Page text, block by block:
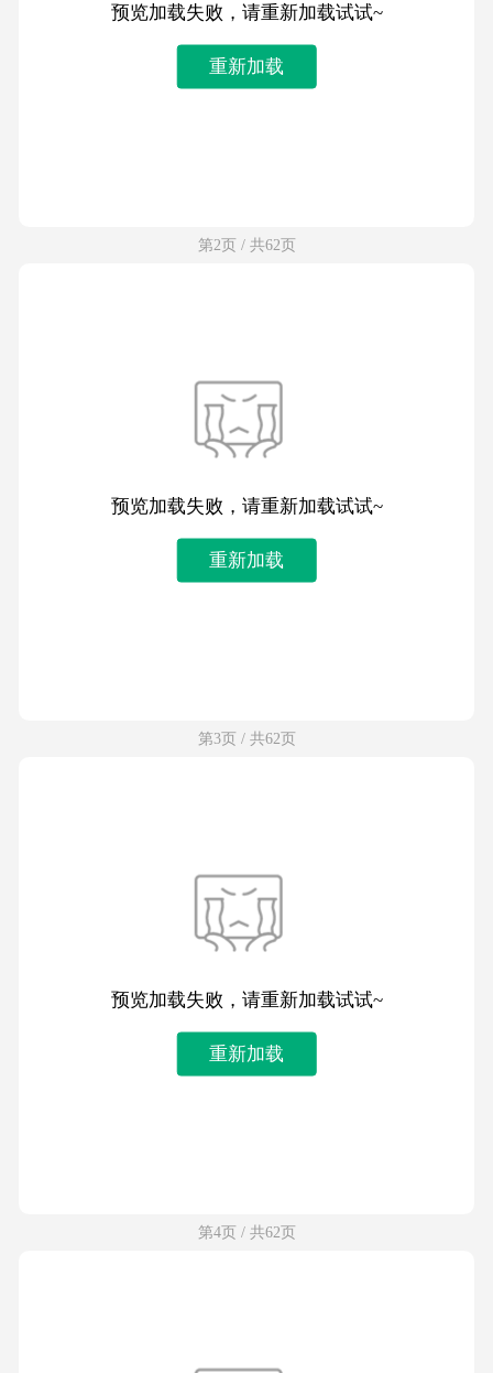
预览加载失败，请重新加载试试~
重新加载
第2页 / 共62页
预览加载失败，请重新加载试试~
重新加载
第3页 / 共62页
预览加载失败，请重新加载试试~
重新加载
第4页 / 共62页